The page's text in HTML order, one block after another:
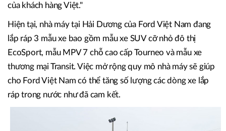
của khách hàng Việt."
Hiện tại, nhà máy tại Hải Dương của Ford Việt Nam đang
lắp ráp 3 mẫu xe bao gồm mẫu xe SUV cỡ nhỏ đô thị
EcoSport, mẫu MPV 7 chỗ cao cấp Tourneo và mẫu xe
thương mại Transit. Việc mở rộng quy mô nhà máy sẽ giúp
cho Ford Việt Nam có thể tăng số lượng các dòng xe lắp
ráp trong nước như đã cam kết.